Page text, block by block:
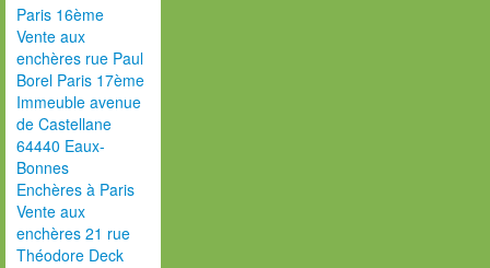
Paris 16ème
Vente aux
enchères rue Paul
Borel Paris 17ème
Immeuble avenue
de Castellane
64440 Eaux-
Bonnes
Enchères à Paris
Vente aux
enchères 21 rue
Théodore Deck